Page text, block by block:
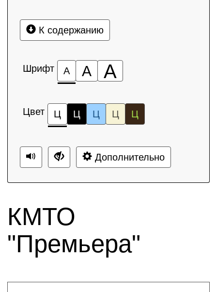
К содержанию
Шрифт А А А
Цвет Ц Ц Ц Ц Ц
Дополнительно
КМТО
"Премьера"